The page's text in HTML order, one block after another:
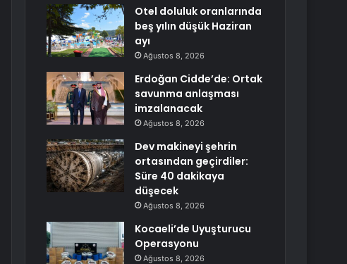
Otel doluluk oranlarında
beş yılın düşük Haziran
ayı
Ağustos 8, 2026
Erdoğan Cidde’de: Ortak
savunma anlaşması
imzalanacak
Ağustos 8, 2026
Dev makineyi şehrin
ortasından geçirdiler:
Süre 40 dakikaya
düşecek
Ağustos 8, 2026
Kocaeli’de Uyuşturucu
Operasyonu
Ağustos 8, 2026